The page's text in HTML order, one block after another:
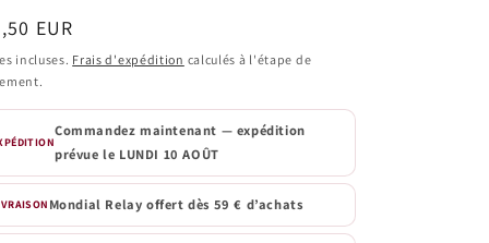
EUR
incluses. Frais d'expédition calculés à l'étape de
Commandez maintenant — expédition
prévue le LUNDI 10 AOÛT
Mondial Relay offert dès 59 € d’achats